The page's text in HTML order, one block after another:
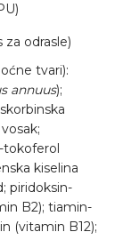
odrasle)
tvari):
annuus);
tokoferol
kiselina
piridoksin-
B2); tiamin-
(vitamin B12);